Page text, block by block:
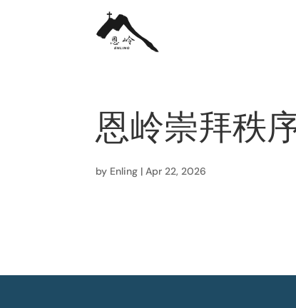
恩岭崇拜秩
by Enling |Apr 22, 2026